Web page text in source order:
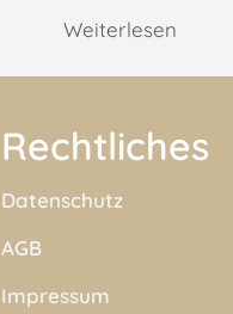
Weiterlesen
Rechtliches
Datenschutz
AGB
Impressum